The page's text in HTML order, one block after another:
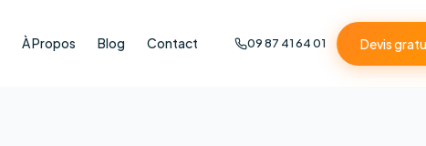
À Propos Blog Contact 09 87 41 64 01 Devis